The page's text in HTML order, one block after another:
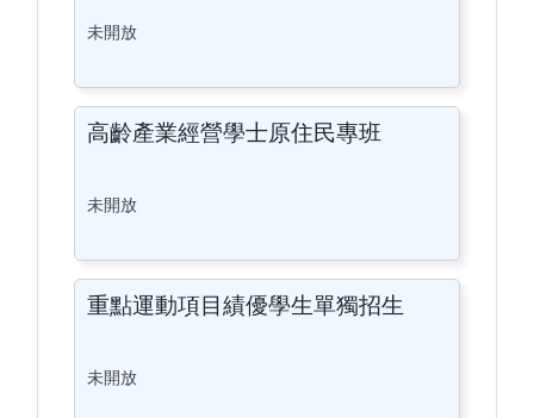
未開放
高齡產業經營學士原住民專班
未開放
重點運動項目績優學生單獨招生
未開放